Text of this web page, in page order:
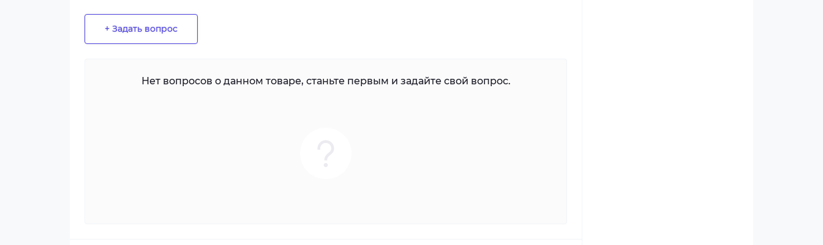
+ Задать вопрос
Нет вопросов о данном товаре, станьте первым и задайте свой вопрос.